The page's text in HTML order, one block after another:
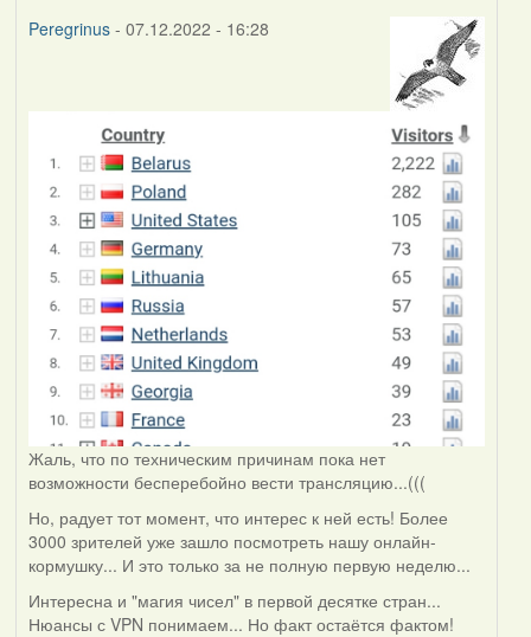
Peregrinus- 07.12.2022 - 16:28
Жаль, что по техническим причинам пока нет
возможности бесперебойно вести трансляцию...(((
Но, радует тот момент, что интерес к ней есть! Более
3000 зрителей уже зашло посмотреть нашу онлайн-
кормушку... И это только за не полную первую неделю...
Интересна и "магия чисел" в первой десятке стран...
Нюансы с VPN понимаем... Но факт остаётся фактом!